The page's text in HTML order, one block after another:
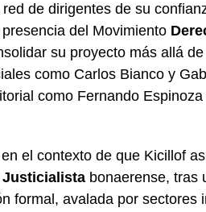
de dirigentes de su
del Movimiento
su proyecto más allá
como Carlos Bianco y
como Fernando
el contexto de que Kicillof
Justicialista bonaerense, tras
formal, avalada por sectores